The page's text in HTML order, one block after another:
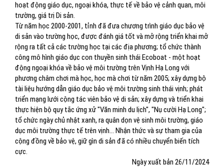
hoạt động giáo dục, ngoại khóa, thực tế về bảo vệ cảnh quan, môi
trường, giá trị Di sản.
Từ năm học 2000-2001, tỉnh đã đưa chương trình giáo dục bảo vệ
di sản vào trường học, được đánh giá tốt và mở rộng triển khai mở
rộng ra tất cả các trường học tại các địa phương; tổ chức thành
công mô hình giáo dục con thuyền sinh thái Ecoboat - một hoạt
động ngoại khóa về bảo vệ môi trường trên Vịnh Hạ Long với
phương châm chơi mà học, học mà chơi từ năm 2005; xây dựng bộ
tài liệu hướng dẫn giáo dục bảo vệ môi trường sinh thái vịnh; phát
triển mạng lưới cộng tác viên bảo vệ di sản; xây dựng và triển khai
thực hiện bộ quy tắc ứng xử "Văn minh du lịch", "Nụ cười Hạ Long";
tổ chức ngày chủ nhật xanh, ra quân dọn vệ sinh môi trường, giáo
dục môi trường thực tế trên vịnh... Nhận thức và sự tham gia của
cộng đồng về bảo vệ, giữ gìn di sản đã có nhiều chuyển biến tích
cực.
Ngày xuất bản 26/11/2024